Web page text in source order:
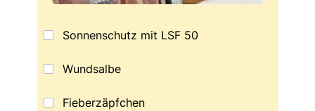
Sonnenschutz mit LSF 50
Wundsalbe
Fieberzäpfchen